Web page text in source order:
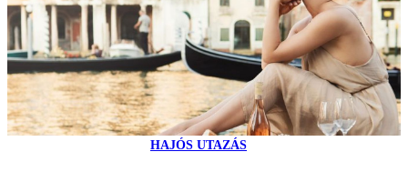
HAJÓS UTAZÁS